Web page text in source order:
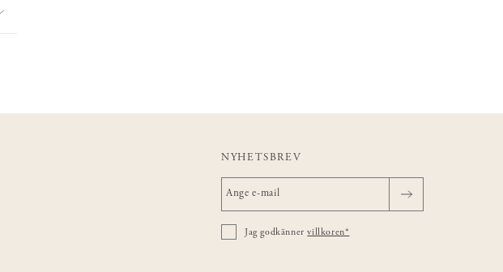
NYHETSBREV
Jag godkännervillkoren*